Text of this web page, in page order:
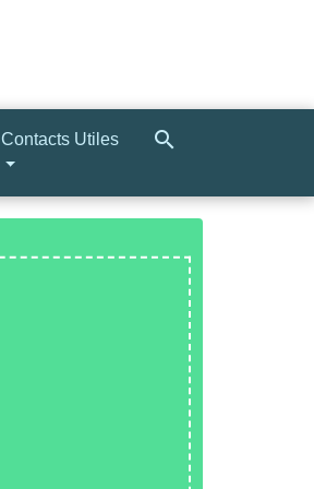
Contacts Utiles search